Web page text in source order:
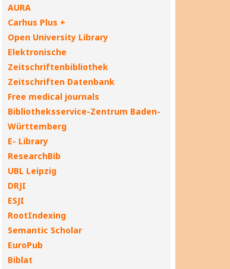
AURA
Carhus Plus +
Open University Library
Elektronische
Zeitschriftenbibliothek
Zeitschriften Datenbank
Free medical journals
Bibliotheksservice-Zentrum Baden-
Württemberg
E- Library
ResearchBib
UBL Leipzig
DRJI
ESJI
RootIndexing
Semantic Scholar
EuroPub
Biblat